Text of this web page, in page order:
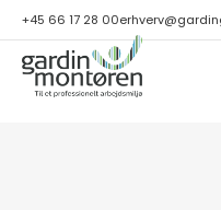
+45 66 17 28 00